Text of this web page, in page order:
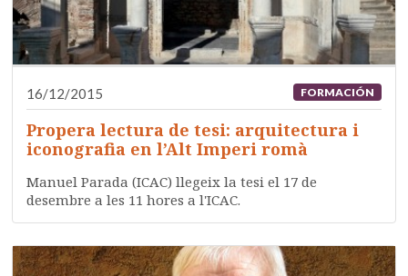
16/12/2015 FORMACIÓN
Propera lectura de tesi: arquitectura i
iconografia en l’Alt Imperi romà
Manuel Parada (ICAC) llegeix la tesi el 17 de
desembre a les 11 hores a l'ICAC.